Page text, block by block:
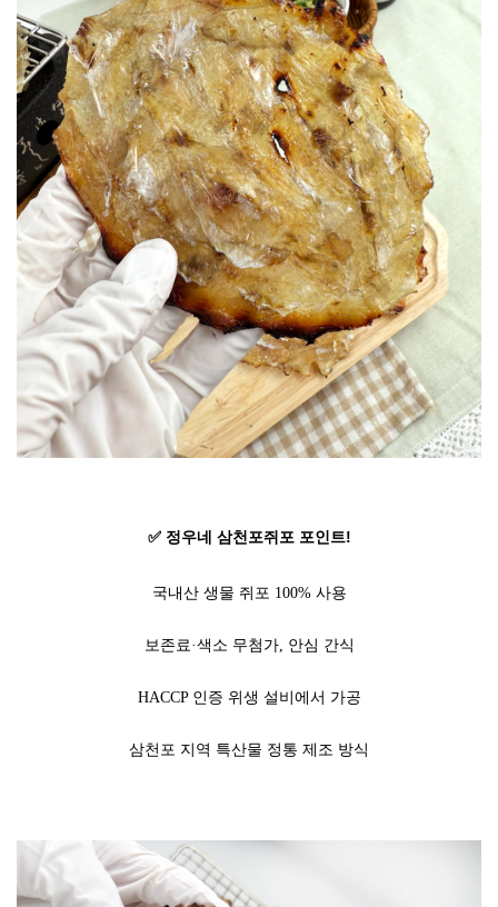
✅ 정우네 삼천포쥐포 포인트!
국내산 생물 쥐포 100% 사용
보존료·색소 무첨가, 안심 간식
HACCP 인증 위생 설비에서 가공
삼천포 지역 특산물 정통 제조 방식